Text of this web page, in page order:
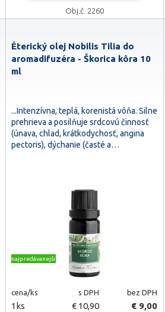
Obj.č. 2260
Éterický olej Nobilis Tilia do
aromadifuzéra - Škorica kôra 10
ml
...Intenzívna, teplá, korenistá vôňa. Silne
prehrieva a posilňuje srdcovú činnosť
(únava, chlad, krátkodychosť, angina
pectoris), dýchanie (časté a…
najpredávanejšie
cena/ks s DPH bez DPH
1ks € 10,90
€ 9,00